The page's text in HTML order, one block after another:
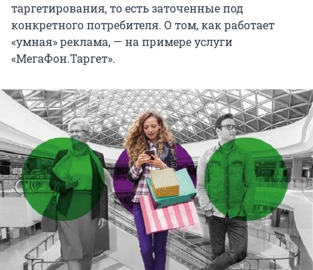
таргетирования, то есть заточенные под
конкретного потребителя. О том, как работает
«умная» реклама, — на примере услуги
«МегаФон.Таргет».